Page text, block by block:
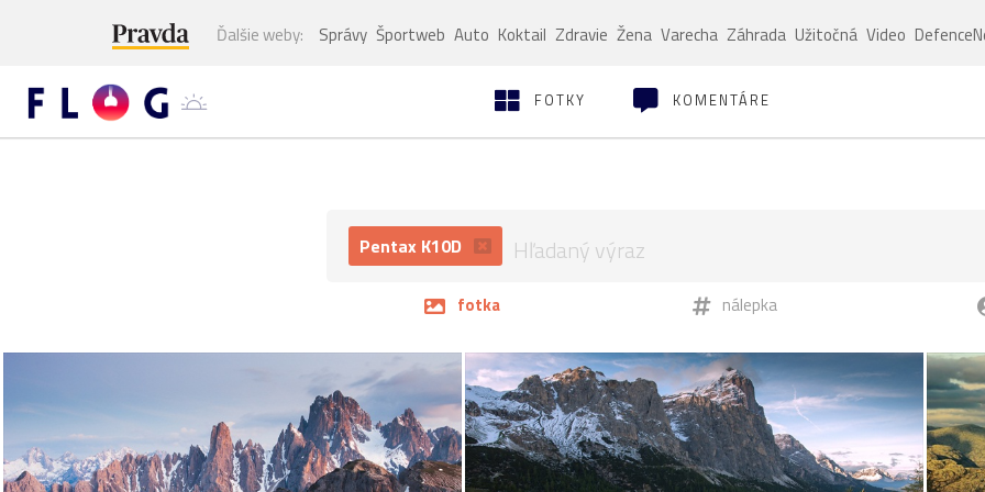
Ďalšie weby: Správy Športweb Auto Koktail Zdravie Žena Varecha Záhrada Užitočná Video
FOTKY KOMENTÁRE
Pentax K10D
fotka nálepka